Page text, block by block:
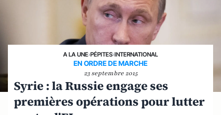
A LA UNE›PÉPITES›INTERNATIONAL
EN ORDRE DE MARCHE
23 septembre 2015
Syrie : la Russie engage ses
premières opérations pour lutter